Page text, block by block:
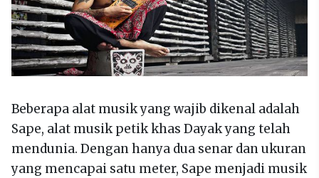
Beberapa alat musik yang wajib dikenal adalah
Sape, alat musik petik khas Dayak yang telah
mendunia. Dengan hanya dua senar dan ukuran
yang mencapai satu meter, Sape menjadi musik